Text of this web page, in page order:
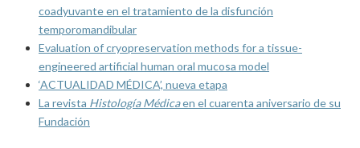
coadyuvante en el tratamiento de la disfunción
temporomandibular
Evaluation of cryopreservation methods for a tissue-
engineered artificial human oral mucosa model
‘ACTUALIDAD MÉDICA’, nueva etapa
La revista Histología Médicaen el cuarenta aniversario de su
Fundación